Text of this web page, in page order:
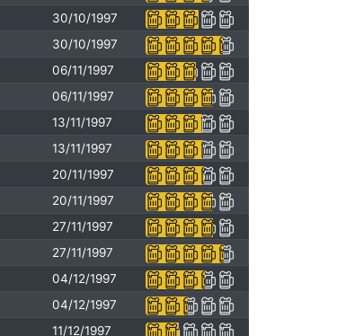
30/10/1997
30/10/1997
06/11/1997
06/11/1997
13/11/1997
13/11/1997
20/11/1997
20/11/1997
27/11/1997
27/11/1997
04/12/1997
04/12/1997
11/12/1997